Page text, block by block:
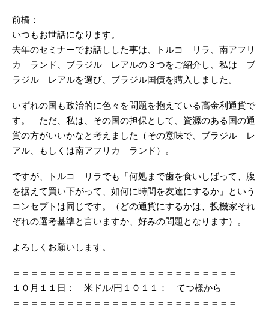
前橋：
いつもお世話になります。
去年のセミナーでお話しした事は、トルコ リラ、南アフリ
カ ランド、ブラジル レアルの３つをご紹介し、私は ブ
ラジル レアルを選び、ブラジル国債を購入しました。
いずれの国も政治的に色々を問題を抱えている高金利通貨で
す。 ただ、私は、その国の担保として、資源のある国の通
貨の方がいいかなと考えました（その意味で、ブラジル レ
アル、もしくは南アフリカ ランド）。
ですが、トルコ リラでも「何処まで歯を食いしばって、腹
を据えて買い下がって、如何に時間を友達にするか」という
コンセプトは同じです。（どの通貨にするかは、投機家それ
ぞれの選考基準と言いますか、好みの問題となります）。
よろしくお願いします。
＝＝＝＝＝＝＝＝＝＝＝＝＝＝＝＝＝＝＝＝＝＝＝＝＝
１０月１１日： 米ドル/円１０１１： てつ様から
＝＝＝＝＝＝＝＝＝＝＝＝＝＝＝＝＝＝＝＝＝＝＝＝＝